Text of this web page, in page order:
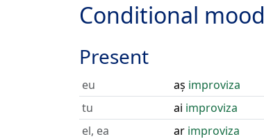
Conditional mood
Present
eu aș improviza
tu
ai improviza
el, ea
ar improviza